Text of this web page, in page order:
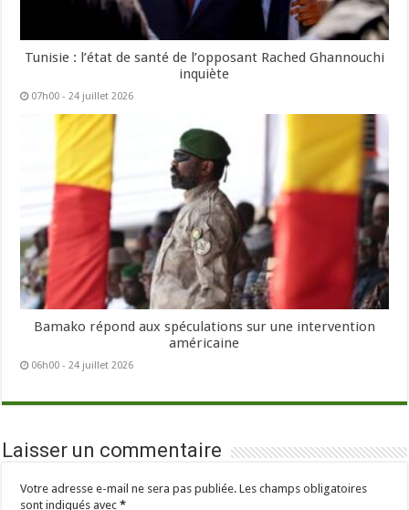
Tunisie : l’état de santé de l’opposant Rached Ghannouchi
inquiète
07h00 - 24 juillet 2026
Bamako répond aux spéculations sur une intervention
américaine
06h00 - 24 juillet 2026
Laisser un commentaire
Votre adresse e-mail ne sera pas publiée. Les champs obligatoires
sont indiqués avec*